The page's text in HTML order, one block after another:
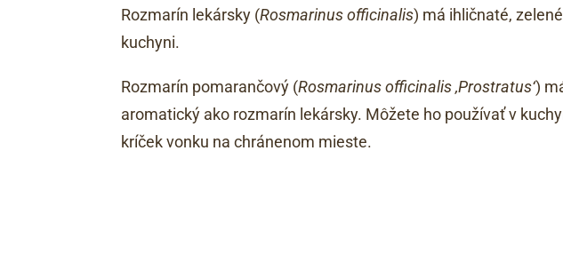
Rozmarín lekársky (Rosmarinus officinalis) má ihličnaté,
kuchyni.
Rozmarín pomarančový (Rosmarinus officinalis ‚Prostratus‘)
aromatický ako rozmarín lekársky. Môžete ho používať v
kríček vonku na chránenom mieste.